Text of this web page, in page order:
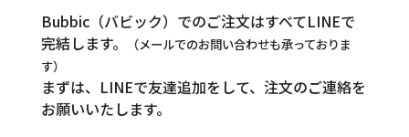
Bubbic（バビック）でのご注文はすべてLINEで
完結します。
（メールでのお問い合わせも承っておりま
す）
まずは、LINEで友達追加をして、注文のご連絡を
お願いいたします。